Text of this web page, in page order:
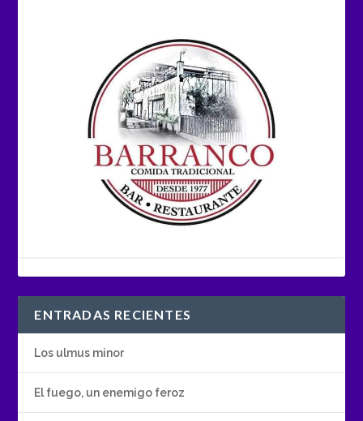
ENTRADAS RECIENTES
Los ulmus minor
El fuego, un enemigo feroz